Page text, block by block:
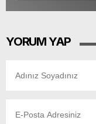
YORUM YAP